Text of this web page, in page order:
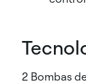
2 Bombas